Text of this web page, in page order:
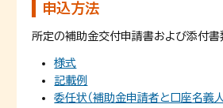
申込方法
所定の補助金交付申請書および添付書
様式
記載例
委任状（補助金申請者と口座名義